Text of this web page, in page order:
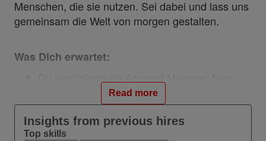
Menschen, die sie nutzen. Sei dabei und lass uns
gemeinsam die Welt von morgen gestalten.
Was Dich erwartet:
Business (m/w/d) nach einem umfassenden
Onboarding New Business Kund:innen-
Anforderungen und entwickelst kund:innen-
bezogene Lösungskonzepte auf Basis einer
Read more
Insights from previous hires
Top skills